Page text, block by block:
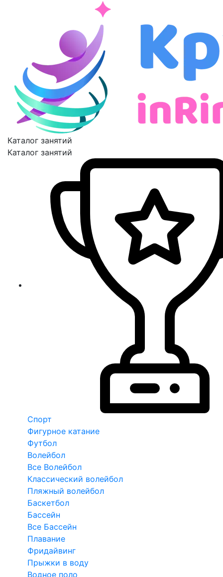
Каталог занятий
Каталог занятий
Спорт
Фигурное катание
Футбол
Волейбол
Все Волейбол
Классический волейбол
Пляжный волейбол
Баскетбол
Бассейн
Все Бассейн
Плавание
Фридайвинг
Прыжки в воду
Водное поло